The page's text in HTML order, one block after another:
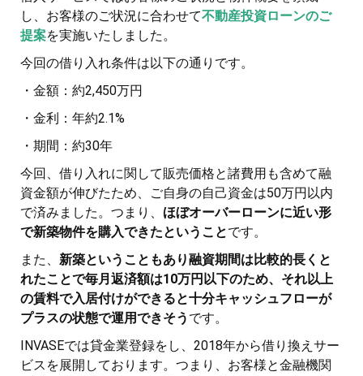
し、お客様のご状況に合わせて不動産投資ローンのご
提案を実施いたしました。
今回の借り入れ条件は以下の通りです。
・金額：約2,450万円
・金利：年約2.1%
・期間：約30年
今回、借り入れに関して販売価格と諸費用も含めて融
資金額が伸びたため、ご自身の自己資金は50万円以内
で済みました。つまり、 ほぼオーバーローンに近い形
で新築物件を購入できたということです。
また、 新築ということもあり融資期間は比較的長くと
れたことで毎月返済額は10万円以下のため、それ以上
の賃料で入居付けができると十分キャッシュフローが
プラスの状態で運用できそう です。
INVASEでは貸金業登録をし、2018年から借り換えサー
ビスを展開しております。つまり、お客様と金融機関